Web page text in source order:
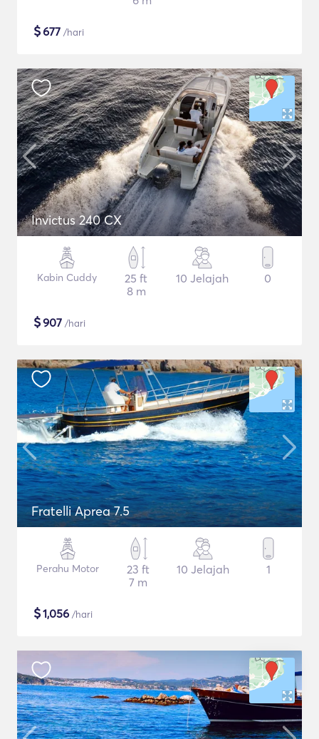
$677 /hari
Invictus 240 CX
Kabin Cuddy
25 ft
8 m
10 Jelajah 0
$907 /hari
Fratelli Aprea 7.5
Perahu Motor
23 ft
7 m
10 Jelajah 1
$1,056 /hari